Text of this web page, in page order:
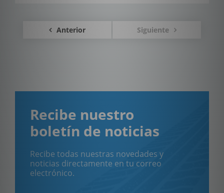
Anterior Siguiente
Recibe nuestro
boletín de noticias
Recibe todas nuestras novedades y
noticias directamente en tu correo
electrónico.